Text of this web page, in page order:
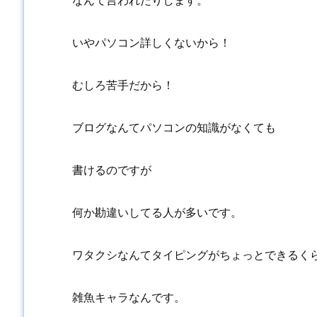
いやパソコン詳しくないから！
むしろ苦手だから！
ブログなんてパソコンの知識がなくても
書けるのですが
何か勘違いしてる人が多いです。
ワタクシなんてタイピングがちょっとできるく
雑魚キャラなんです。